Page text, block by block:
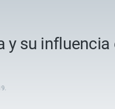
su
.